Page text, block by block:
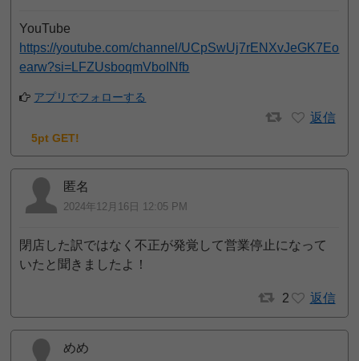
YouTube
https://youtube.com/channel/UCpSwUj7rENXvJeGK7Eo
earw?si=LFZUsboqmVboINfb
アプリでフォローする
返信
5pt GET!
匿名
2024年12月16日 12:05 PM
閉店した訳ではなく不正が発覚して営業停止になって
いたと聞きましたよ！
2 返信
めめ